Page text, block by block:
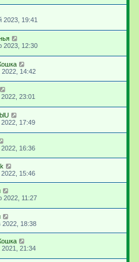
2023, 19:41
2023, 12:30
2022, 14:42
2022, 23:01
2022, 17:49
2022, 16:36
2022, 15:46
2022, 11:27
2022, 18:38
2021, 21:34